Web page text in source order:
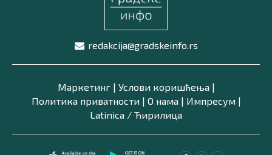
redakcija@gradskeinfo.rs
Маркетинг| Услови коришћења|
Политика приватности| О нама| Импресум|
Latinica / Ћирилица